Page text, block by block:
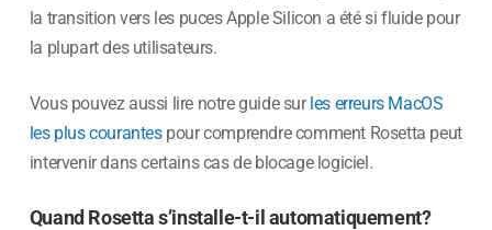
la transition vers les puces Apple Silicon a été si fluide pour
la plupart des utilisateurs.
Vous pouvez aussi lire notre guide surles erreurs MacOS
les plus courantespour comprendre comment Rosetta peut
intervenir dans certains cas de blocage logiciel.
Quand Rosetta s’installe-t-il automatiquement?